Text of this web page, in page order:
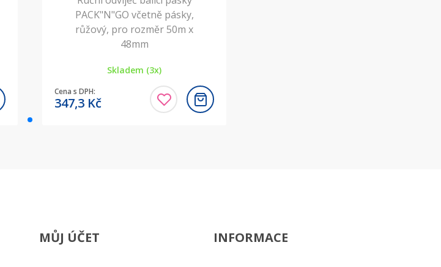
PACK"N"GO včetně pásky,
růžový, pro rozměr 50m x
48mm
Skladem (3x)
Cena s DPH:
347,3 Kč
MŮJ ÚČET INFORMACE